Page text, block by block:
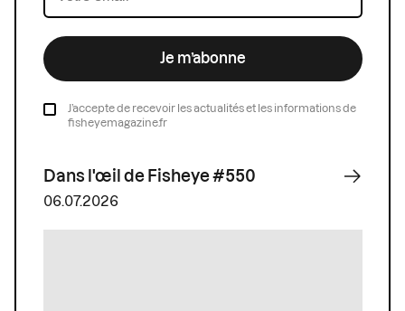
Je m’abonne
J’accepte de recevoir les actualités et les informations de
fisheyemagazine.fr
Dans l'œil de Fisheye #550
06.07.2026